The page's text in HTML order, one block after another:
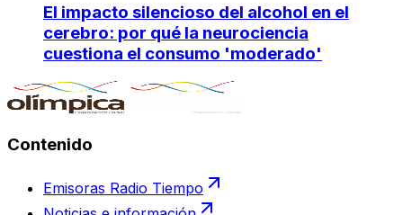
El impacto silencioso del alcohol en el
cerebro: por qué la neurociencia
cuestiona el consumo 'moderado'
Contenido
Emisoras Radio Tiempo